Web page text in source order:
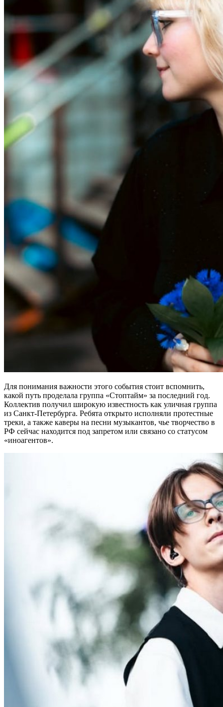
Для понимания важности этого события стоит вспомнить,
какой путь проделала группа «Стоптайм» за последний год.
Коллектив получил широкую известность как уличная группа
из Санкт-Петербурга. Ребята открыто исполняли протестные
треки, а также каверы на песни музыкантов, чье творчество в
РФ сейчас находится под запретом или связано со статусом
«иноагентов».